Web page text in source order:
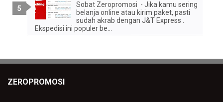
Sobat Zeropromosi - Jika kamu sering
belanja online atau kirim paket, pasti
sudah akrab dengan J&T Express .
Ekspedisi ini populer be...
ZEROPROMOSI